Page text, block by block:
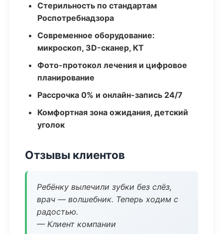
Стерильность по стандартам
Роспотребнадзора
Современное оборудование:
микроскоп, 3D-сканер, КТ
Фото-протокол лечения и цифровое
планирование
Рассрочка 0% и онлайн-запись 24/7
Комфортная зона ожидания, детский
уголок
Отзывы клиентов
Ребёнку вылечили зубки без слёз,
врач — волшебник. Теперь ходим с
радостью.
— Клиент компании